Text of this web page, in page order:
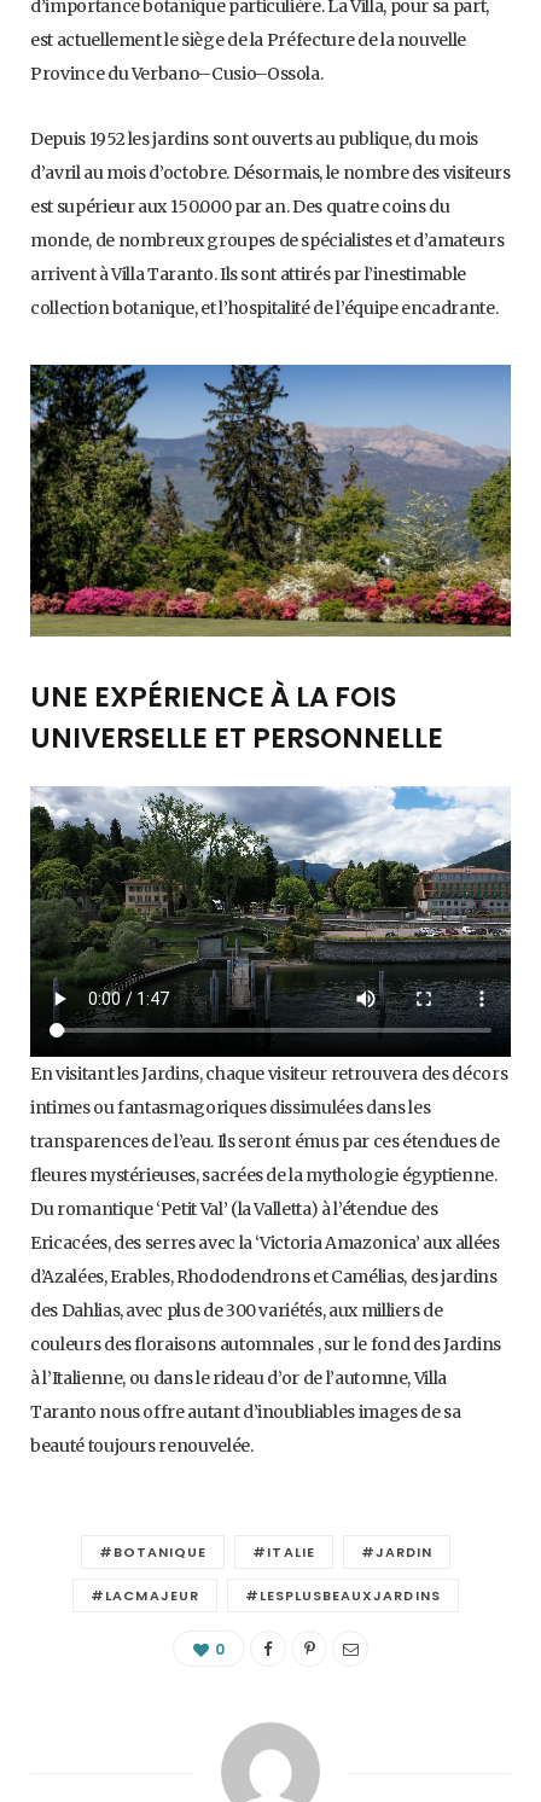
d’importance botanique particulière. La Villa, pour sa part,
est actuellement le siège de la Préfecture de la nouvelle
Province du Verbano–Cusio–Ossola.
Depuis 1952 les jardins sont ouverts au publique, du mois
d’avril au mois d’octobre. Désormais, le nombre des visiteurs
est supérieur aux 150.000 par an. Des quatre coins du
monde, de nombreux groupes de spécialistes et d’amateurs
arrivent à Villa Taranto. Ils sont attirés par l’inestimable
collection botanique, et l’hospitalité de l’équipe encadrante.
UNE EXPÉRIENCE À LA FOIS
UNIVERSELLE ET PERSONNELLE
En visitant les Jardins, chaque visiteur retrouvera des décors
intimes ou fantasmagoriques dissimulées dans les
transparences de l’eau. Ils seront émus par ces étendues de
fleures mystérieuses, sacrées de la mythologie égyptienne.
Du romantique ‘Petit Val’ (la Valletta) à l’étendue des
Ericacées, des serres avec la ‘Victoria Amazonica’ aux allées
d’Azalées, Erables, Rhododendrons et Camélias, des jardins
des Dahlias, avec plus de 300 variétés, aux milliers de
couleurs des floraisons automnales , sur le fond des Jardins
à l’Italienne, ou dans le rideau d’or de l’automne, Villa
Taranto nous offre autant d’inoubliables images de sa
beauté toujours renouvelée.
#BOTANIQUE #ITALIE #JARDIN
#LACMAJEUR #LESPLUSBEAUXJARDINS
0